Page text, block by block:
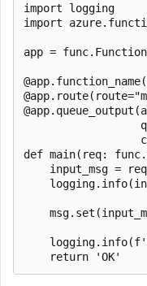
import logging
import
app =
def main(req:
input_msg =